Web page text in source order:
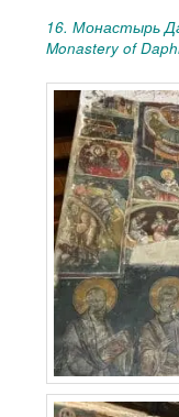
16. Монастырь
Monastery of